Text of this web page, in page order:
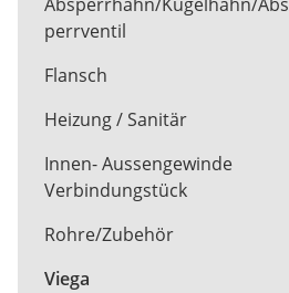
perrventil
Flansch
Heizung / Sanitär
Innen- Aussengewinde
Verbindungstück
Rohre/Zubehör
Viega